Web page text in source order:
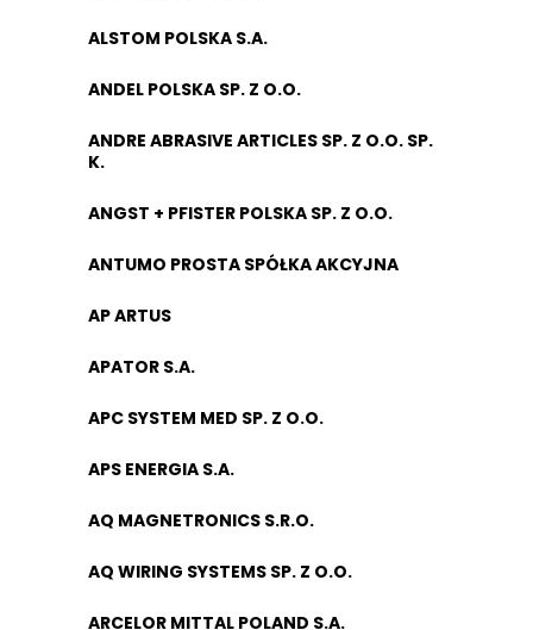
ALSTOM POLSKA S.A.
ANDEL POLSKA SP. Z O.O.
ANDRE ABRASIVE ARTICLES SP. Z O.O. SP.
K.
ANGST + PFISTER POLSKA SP. Z O.O.
ANTUMO PROSTA SPÓŁKA AKCYJNA
AP ARTUS
APATOR S.A.
APC SYSTEM MED SP. Z O.O.
APS ENERGIA S.A.
AQ MAGNETRONICS S.R.O.
AQ WIRING SYSTEMS SP. Z O.O.
ARCELOR MITTAL POLAND S.A.